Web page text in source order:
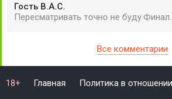
Гость В.А.С.
Пересматривать точно не
Все комментарии
18+ Главная Политика в